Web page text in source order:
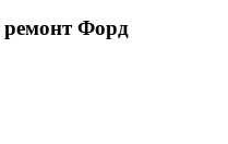
Форд